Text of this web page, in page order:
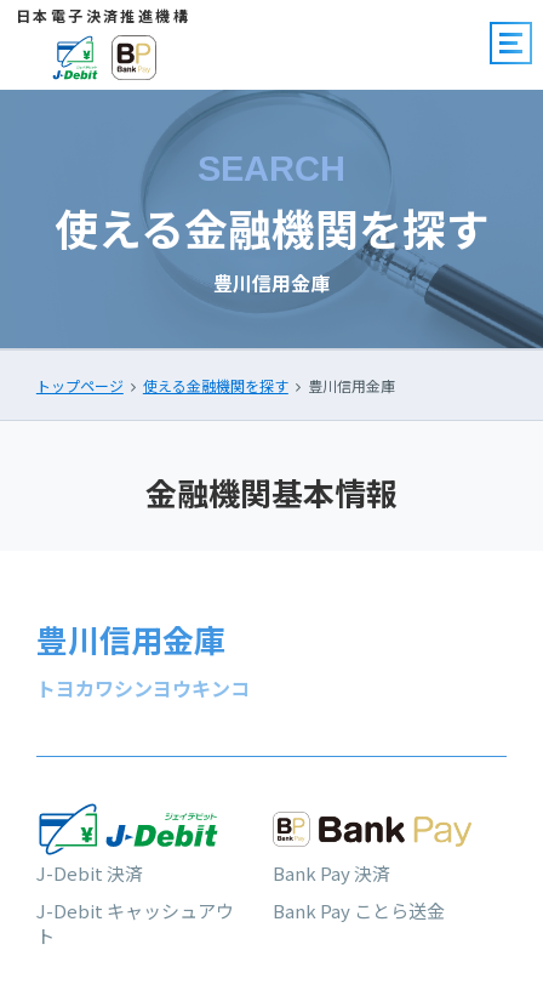
日本電子決済推進機構
SEARCH
使える金融機関を探す
豊川信用金庫
トップページ 使える金融機関を探す 豊川信用金庫
金融機関基本情報
豊川信用金庫
トヨカワシンヨウキンコ
J-Debit 決済
J-Debit キャッシュアウ
ト
Bank Pay 決済
Bank Pay ことら送金